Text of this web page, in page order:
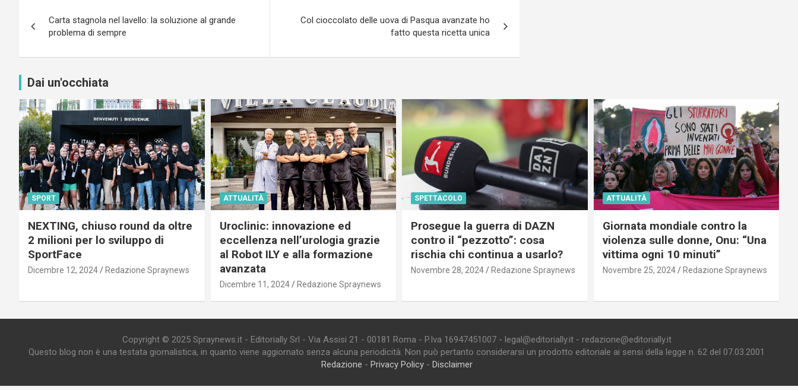
articoli
Carta stagnola nel lavello: la soluzione al grande
problema di sempre
Col cioccolato delle uova di Pasqua avanzate ho
fatto questa ricetta unica
Dai un'occhiata
SPORT
NEXTING, chiuso round da oltre
2 milioni per lo sviluppo di
SportFace
Dicembre 12, 2024 Redazione Spraynews
ATTUALITÀ
Uroclinic: innovazione ed
eccellenza nell’urologia grazie
al Robot ILY e alla formazione
avanzata
Dicembre 11, 2024 Redazione Spraynews
SPETTACOLO
Prosegue la guerra di DAZN
contro il “pezzotto”: cosa
rischia chi continua a usarlo?
Novembre 28, 2024 Redazione Spraynews
ATTUALITÀ
Giornata mondiale contro la
violenza sulle donne, Onu: “Una
vittima ogni 10 minuti”
Novembre 25, 2024 Redazione Spraynews
Copyright © 2025 Spraynews.it - Editorially Srl - Via Assisi 21 - 00181 Roma - P.Iva 16947451007 - legal@editorially.it - redazione@editorially.it
Questo blog non è una testata giornalistica, in quanto viene aggiornato senza alcuna periodicità. Non può pertanto considerarsi un prodotto editoriale ai sensi della legge n. 62 del 07.03.2001
Redazione - Privacy Policy- Disclaimer